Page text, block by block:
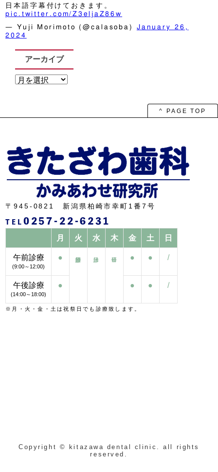
日本語字幕付けておきます。
pic.twitter.com/Z3eljaZ86w
— Yuji Morimoto (@calasoba) January 26,
2024
アーカイブ
ア
ー
^ PAGE TOP
〒945-0821 新潟県柏崎市幸町1番7号
TEL 0257-22-6231
月 火 水 木 金 土 日
午前診療
(9:00～12:00)
● ● ● /
午後診療
(14:00～18:00)
● ● ● /
※月・火・金・土は祝祭日でも診療致します。
Copyright © kitazawa dental clinic. all rights
reserved.